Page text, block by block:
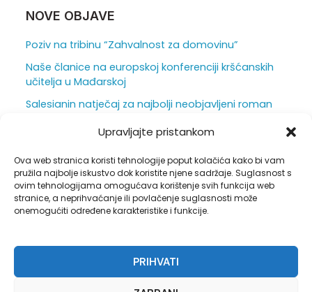
Upravljajte pristankom
Ova web stranica koristi tehnologije poput kolačića kako bi vam
pružila najbolje iskustvo dok koristite njene sadržaje. Suglasnost s
ovim tehnologijama omogućava korištenje svih funkcija web
stranice, a neprihvaćanje ili povlačenje suglasnosti može
onemogućiti određene karakteristike i funkcije.
PRIHVATI
:NOVE OBJAVE
Poziv na tribinu “Zahvalnost za domovinu”
Naše članice na europskoj konferenciji kršćanskih
učitelja u Mađarskoj
Salesianin natječaj za najbolji neobjavljeni roman
Ljepota i težina škole iz vizure ravnatelja
Duhovna obnova u sjeni hrastova
Opći uvjeti korištenja